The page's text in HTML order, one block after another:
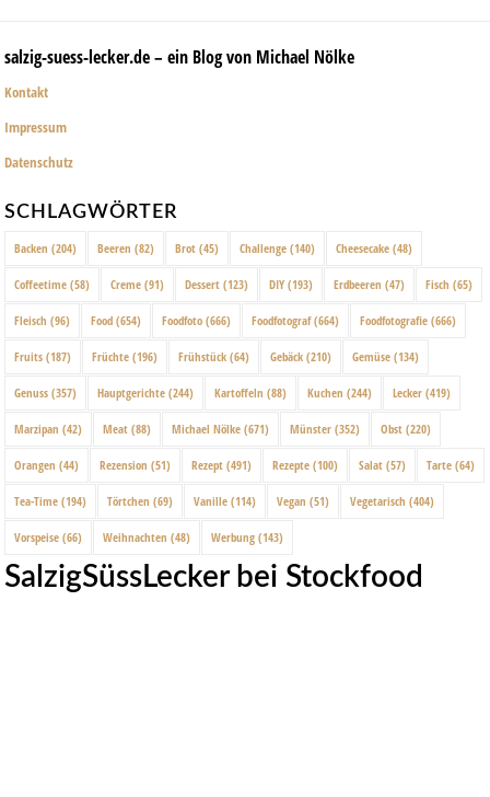
salzig-suess-lecker.de – ein Blog von Michael Nölke
Kontakt
Impressum
Datenschutz
SCHLAGWÖRTER
Backen (204) Beeren (82) Brot (45) Challenge (140) Cheesecake (48)
Coffeetime (58) Creme (91) Dessert (123) DIY (193) Erdbeeren (47) Fisch (65)
Fleisch (96) Food (654) Foodfoto (666) Foodfotograf(664) Foodfotografie (666)
Fruits (187) Früchte (196) Frühstück (64) Gebäck (210) Gemüse (134)
Genuss (357) Hauptgerichte (244) Kartoffeln (88) Kuchen (244) Lecker (419)
Marzipan (42) Meat (88) Michael Nölke (671) Münster (352) Obst (220)
Orangen (44) Rezension (51) Rezept (491) Rezepte (100) Salat (57) Tarte (64)
Tea-Time (194) Törtchen (69) Vanille (114) Vegan (51) Vegetarisch (404)
Vorspeise (66) Weihnachten (48) Werbung (143)
SalzigSüssLecker bei Stockfood